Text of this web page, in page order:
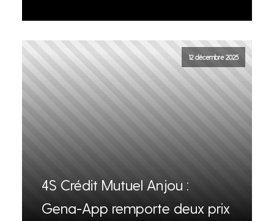
12 décembre 2025
4S Crédit Mutuel Anjou :
Gena-App remporte deux prix